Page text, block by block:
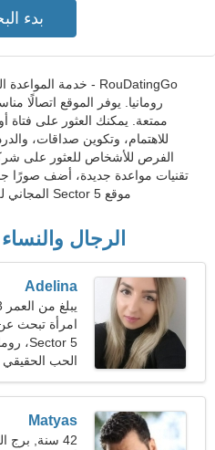
رومانيا. يوفر الموقع اتصالًا
ممتعة. يمكنك العثور على فتاة
للاهتمام، وتكوين صداقات،
الفرص للأشخاص للعثور على
تقنيات مواعدة جديدة، أضف صورًا
موقع Sector 5 المجاني للسكان المحليين والأجانب والسياح.
الرجال
Adelina
السرطان
امرأة تبحث
Sector 5، رومانيا
الحب الحقيقي
Matyas
42 سنة, برج الحوت